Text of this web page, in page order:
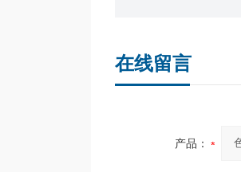
在线留言
产品：